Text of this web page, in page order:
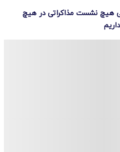
هیچ نشست مذاکراتی در هیچ